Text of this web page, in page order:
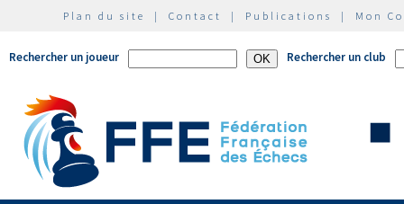
Plan du site | Contact | Publications | Mon
Rechercher un joueur Rechercher un club